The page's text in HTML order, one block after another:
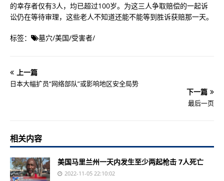
的幸存者仅有3人，均已超过100岁。为这三人争取赔偿的一起诉
讼仍在等待审理，这些老人不知道还能不能等到胜诉获赔那一天。
标签： 墓穴/美国/受害者/
上一篇
日本大幅扩员“网络部队”或影响地区安全局势
下一篇
最后一页
相关内容
美国马里兰州一天内发生至少两起枪击 7人死亡
2022-11-05 22:10:02